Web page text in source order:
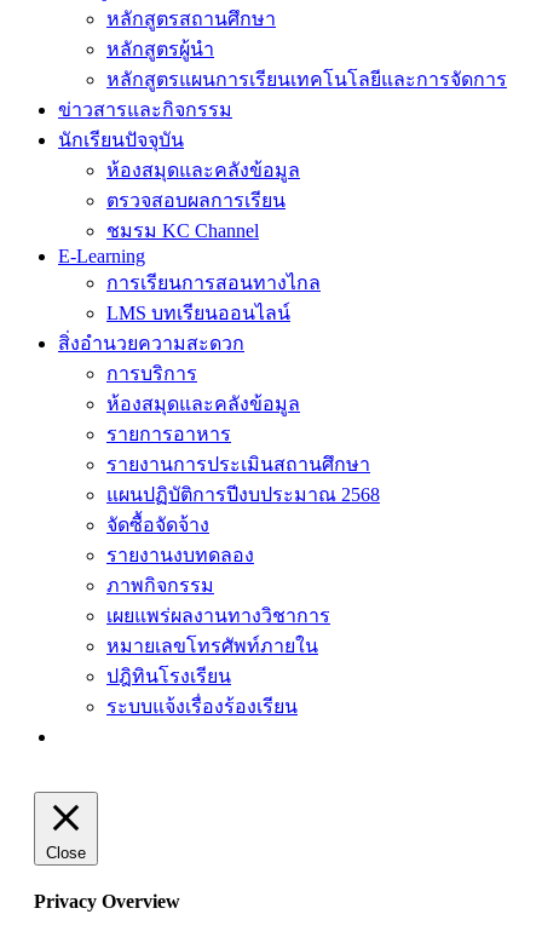
หลักสูตรสถานศึกษา
หลักสูตรผู้นำ
หลักสูตรแผนการเรียนเทคโนโลยีและการจัดการ
ข่าวสารและกิจกรรม
นักเรียนปัจจุบัน
ห้องสมุดและคลังข้อมูล
ตรวจสอบผลการเรียน
ชมรม KC Channel
E-Learning
การเรียนการสอนทางไกล
LMS บทเรียนออนไลน์
สิ่งอำนวยความสะดวก
การบริการ
ห้องสมุดและคลังข้อมูล
รายการอาหาร
รายงานการประเมินสถานศึกษา
แผนปฏิบัติการปีงบประมาณ 2568
จัดซื้อจัดจ้าง
รายงานงบทดลอง
ภาพกิจกรรม
เผยแพร่ผลงานทางวิชาการ
หมายเลขโทรศัพท์ภายใน
ปฎิทินโรงเรียน
ระบบแจ้งเรื่องร้องเรียน
Close
Privacy Overview